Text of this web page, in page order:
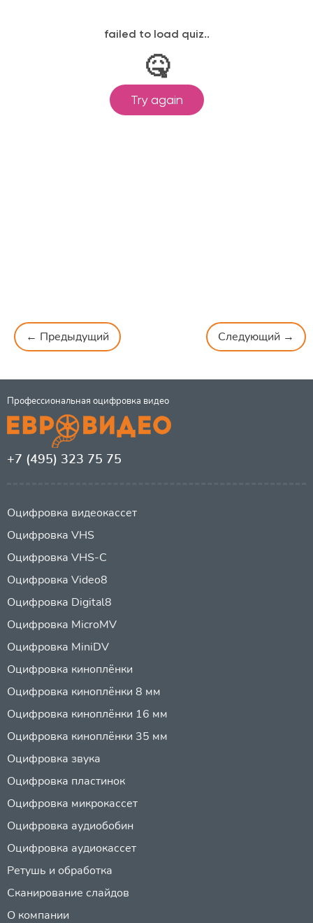
← Предыдущий Следующий →
Профессиональная оцифровка видео
+7 (495) 323 75 75
Оцифровка видеокассет
Оцифровка VHS
Оцифровка VHS-C
Оцифровка Video8
Оцифровка Digital8
Оцифровка MicroMV
Оцифровка MiniDV
Оцифровка киноплёнки
Оцифровка киноплёнки 8 мм
Оцифровка киноплёнки 16 мм
Оцифровка киноплёнки 35 мм
Оцифровка звука
Оцифровка пластинок
Оцифровка микрокассет
Оцифровка аудиобобин
Оцифровка аудиокассет
Ретушь и обработка
Сканирование слайдов
О компании